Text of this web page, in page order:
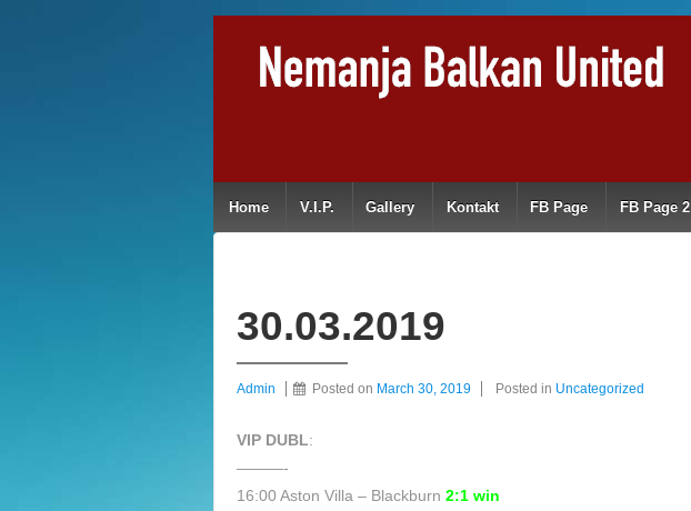
Home V.I.P. Gallery Kontakt FB Page FB Page 2
30.03.2019
Admin Posted on March 30, 2019 Posted in Uncategorized
VIP DUBL:
———-
16:00 Aston Villa – Blackburn 2:1 win